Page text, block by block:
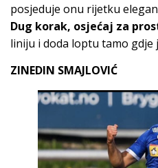
posjeduje onu rijetku
Dug korak, osjećaj za
liniju i doda loptu tamo gdje
ZINEDIN SMAJLOVIĆ